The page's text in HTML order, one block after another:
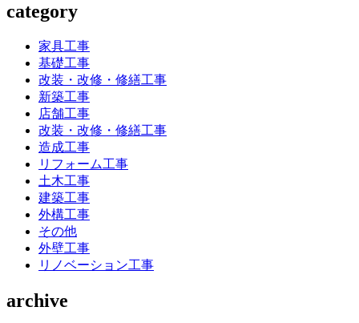
category
家具工事
基礎工事
改装・改修・修繕工事
新築工事
店舗工事
改装・改修・修繕工事
造成工事
リフォーム工事
土木工事
建築工事
外構工事
その他
外壁工事
リノベーション工事
archive